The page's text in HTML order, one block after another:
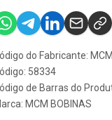
do Fabricante:
58334
de Barras do
MCM BOBINAS